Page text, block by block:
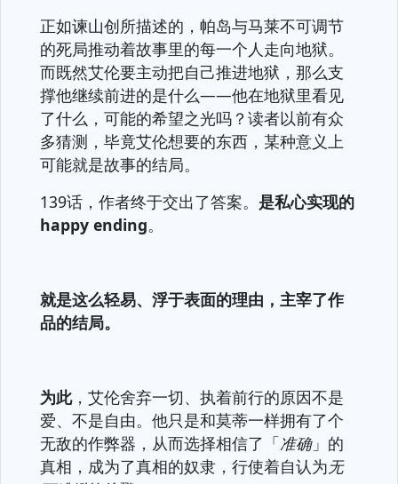
正如谏山创所描述的，帕岛与马莱不可调节
的死局推动着故事里的每一个人走向地狱。
而既然艾伦要主动把自己推进地狱，那么支
撑他继续前进的是什么——他在地狱里看见
了什么，可能的希望之光吗？读者以前有众
多猜测，毕竟艾伦想要的东西，某种意义上
可能就是故事的结局。
139话，作者终于交出了答案。 是私心实现的
happy ending。
就是这么轻易、浮于表面的理由，主宰了作
品的结局。
为此，艾伦舍弃一切、执着前行的原因不是
爱、不是自由。他只是和莫蒂一样拥有了个
无敌的作弊器，从而选择相信了「准确」的
真相，成为了真相的奴隶，行使着自认为无